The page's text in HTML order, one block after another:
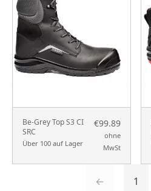
Be-Grey Top S3 CI
SRC
Über 100 auf Lager
€99.89
ohne
MwSt
← 1